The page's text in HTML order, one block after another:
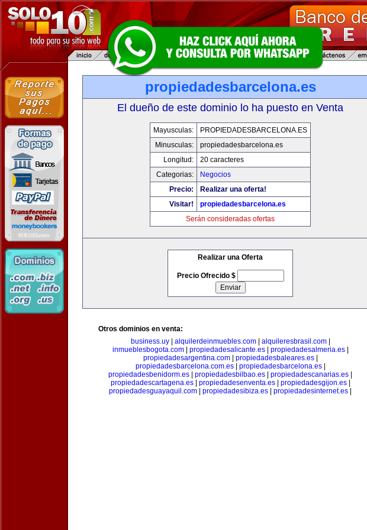
propiedadesbarcelona.es
El dueño de este dominio lo ha puesto en Venta
Mayusculas:
PROPIEDADESBARCELONA.ES
Minusculas:
propiedadesbarcelona.es
Longitud:
20 caracteres
Categorias:
Negocios
Precio:
Realizar una oferta!
Visitar!
propiedadesbarcelona.es
Serán consideradas ofertas
Realizar una Oferta
Precio Ofrecido $
Otros dominios en venta:
business.uy| alquilerdeinmuebles.com| alquileresbrasil.com|
inmueblesbogota.com| propiedadesalicante.es| propiedadesalmeria.es|
propiedadesargentina.com| propiedadesbaleares.es|
propiedadesbarcelona.com.es| propiedadesbarcelona.es|
propiedadesbenidorm.es
propiedadesbilbao.es propiedadescanarias.es
propiedadescartagena.es| propiedadesenventa.es| propiedadesgijon.es|
propiedadesguayaquil.com
propiedadesibiza.es propiedadesinternet.es